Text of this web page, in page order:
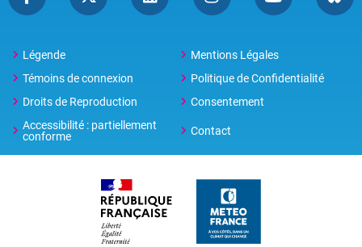
Légende
Mentions Légales
Témoins de connexion
Politique de Confidentialité
Droits de Reproduction
Consentement
Accessibilité : partiellement
conforme
Contact